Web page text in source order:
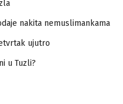
nakita nemuslimankama
ujutro
u Tuzli?